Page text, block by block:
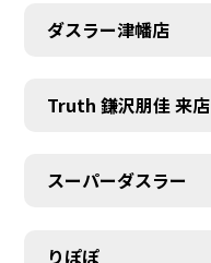
ダスラー津幡店
Truth 鎌沢朋佳 来店
スーパーダスラー
りぽぽ